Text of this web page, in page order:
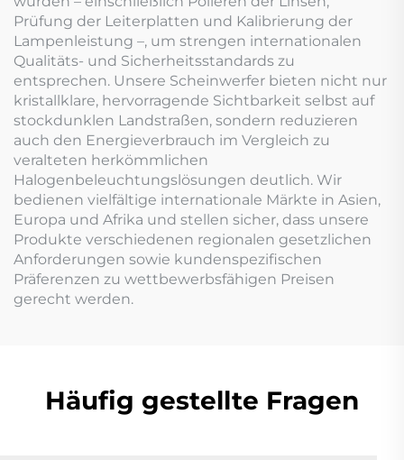
Prüfung der Leiterplatten und Kalibrierung der
Lampenleistung –, um strengen internationalen
Qualitäts- und Sicherheitsstandards zu
entsprechen. Unsere Scheinwerfer bieten nicht nur
kristallklare, hervorragende Sichtbarkeit selbst auf
stockdunklen Landstraßen, sondern reduzieren
auch den Energieverbrauch im Vergleich zu
veralteten herkömmlichen
Halogenbeleuchtungslösungen deutlich. Wir
bedienen vielfältige internationale Märkte in Asien,
Europa und Afrika und stellen sicher, dass unsere
Produkte verschiedenen regionalen gesetzlichen
Anforderungen sowie kundenspezifischen
Präferenzen zu wettbewerbsfähigen Preisen
gerecht werden.
Häufig gestellte Fragen